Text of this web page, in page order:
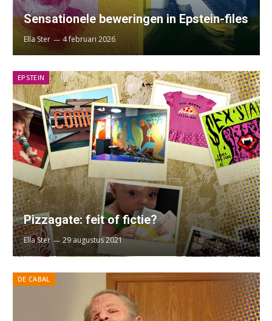
Sensationele beweringen in Epstein-files
Ella Ster 4 februari 2026
EPSTEIN
Pizzagate: feit of fictie?
Ella Ster 29 augustus 2021
DE CABAL